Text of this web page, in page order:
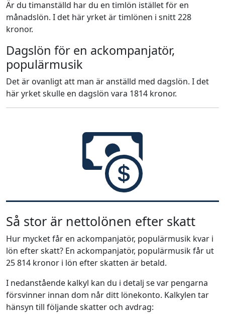
Är du timanställd har du en timlön istället för en
månadslön. I det här yrket är timlönen i snitt 228
kronor.
Dagslön för en ackompanjatör,
populärmusik
Det är ovanligt att man är anställd med dagslön. I det
här yrket skulle en dagslön vara 1814 kronor.
Så stor är nettolönen efter skatt
Hur mycket får en ackompanjatör, populärmusik kvar i
lön efter skatt? En ackompanjatör, populärmusik får ut
25 814 kronor i lön efter skatten är betald.
I nedanstående kalkyl kan du i detalj se var pengarna
försvinner innan dom når ditt lönekonto. Kalkylen tar
hänsyn till följande skatter och avdrag: